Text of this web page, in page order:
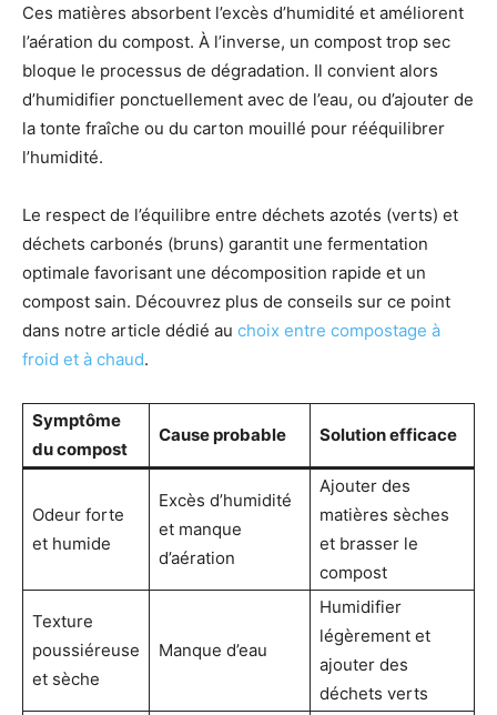
Ces matières absorbent l’excès d’humidité et améliorent
l’aération du compost. À l’inverse, un compost trop sec
bloque le processus de dégradation. Il convient alors
d’humidifier ponctuellement avec de l’eau, ou d’ajouter de
la tonte fraîche ou du carton mouillé pour rééquilibrer
l’humidité.
Le respect de l’équilibre entre déchets azotés (verts) et
déchets carbonés (bruns) garantit une fermentation
optimale favorisant une décomposition rapide et un
compost sain. Découvrez plus de conseils sur ce point
dans notre article dédié au choix entre compostage à
froid et à chaud.
Symptôme
du compost
Cause probable Solution efficace
Odeur forte
et humide
Excès d’humidité
et manque
d’aération
Ajouter des
matières sèches
et brasser le
compost
Texture
poussiéreuse
et sèche
Manque d’eau
Humidifier
légèrement et
ajouter des
déchets verts